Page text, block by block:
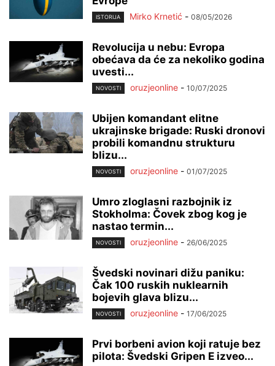
ISTORIJA Mirko Krnetić - 08/05/2026
Revolucija u nebu: Evropa
obećava da će za nekoliko godina
uvesti...
NOVOSTI oruzjeonline - 10/07/2025
Ubijen komandant elitne
ukrajinske brigade: Ruski dronovi
probili komandnu strukturu
blizu...
NOVOSTI oruzjeonline - 01/07/2025
Umro zloglasni razbojnik iz
Stokholma: Čovek zbog kog je
nastao termin...
NOVOSTI oruzjeonline - 26/06/2025
Švedski novinari dižu paniku:
Čak 100 ruskih nuklearnih
bojevih glava blizu...
NOVOSTI oruzjeonline - 17/06/2025
Prvi borbeni avion koji ratuje bez
pilota: Švedski Gripen E izveo...